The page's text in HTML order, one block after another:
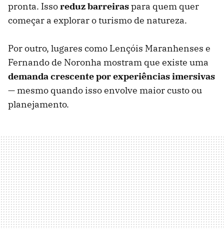
pronta. Issoreduz barreiraspara quem quer
começar a explorar o turismo de natureza.
Por outro, lugares como Lençóis Maranhenses e
Fernando de Noronha mostram que existe uma
demanda crescente por experiências imersivas
— mesmo quando isso envolve maior custo ou
planejamento.